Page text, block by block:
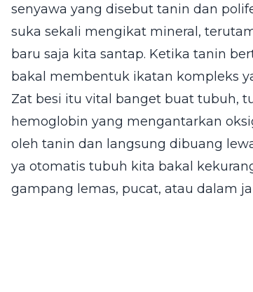
senyawa yang disebut tanin dan
suka sekali mengikat mineral,
baru saja kita santap. Ketika tanin
bakal membentuk ikatan kompleks
Zat besi itu vital banget buat tubuh,
hemoglobin yang mengantarkan
oleh tanin dan langsung dibuang
ya otomatis tubuh kita bakal
gampang lemas, pucat, atau dalam